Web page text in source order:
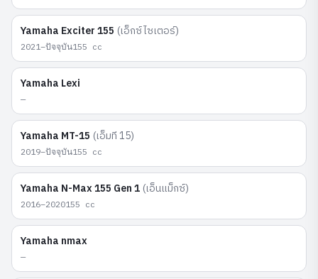
Yamaha Exciter 155 (เอ็กซ์ไซเตอร์)
2021–ปัจจุบัน155 cc
Yamaha Lexi
—
Yamaha MT-15 (เอ็มที 15)
2019–ปัจจุบัน155 cc
Yamaha N-Max 155 Gen 1 (เอ็นแม็กซ์)
2016–2020155 cc
Yamaha nmax
—